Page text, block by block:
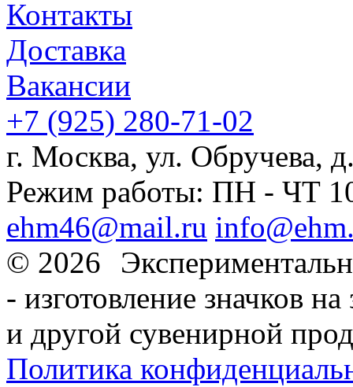
Контакты
Доставка
Вакансии
+7 (925) 280-71-02
г. Москва, ул. Обручева,
Режим работы: ПН - ЧТ
ehm46@mail.ru
© 2026
- изготовление значков
и другой сувенирной
Политика